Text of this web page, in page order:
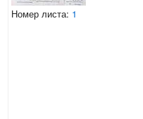
Номер листа: 1